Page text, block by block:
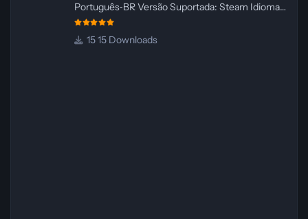
Português‑BR Versão Suportada: Steam Idioma
Suportado: Inglês Lançamento: 23/04/2025
Atualização: 24/04/2025 Tamanho: 469 MB
15 Downloads